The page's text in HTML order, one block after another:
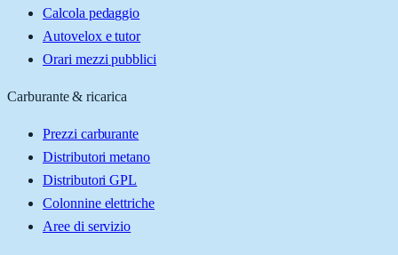
Calcola pedaggio
Autovelox e tutor
Orari mezzi pubblici
Carburante & ricarica
Prezzi carburante
Distributori metano
Distributori GPL
Colonnine elettriche
Aree di servizio